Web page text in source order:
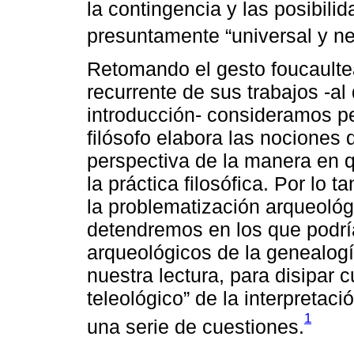
la contingencia y las
presuntamente “universal y
Retomando el gesto
recurrente de sus trabajos -
introducción- consideramos
filósofo elabora las nociones
perspectiva de la manera en
la práctica filosófica. Por lo
la problematización
detendremos en los que
arqueológicos de la
nuestra lectura, para disipar
teleológico” de la
una serie de cuestiones.1